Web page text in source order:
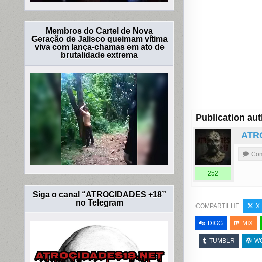
Publication
252
COMPARTILHE: X
DIGG MIX
TUMBLR
Membros do Cartel de Nova
Geração de Jalisco queimam vítima
viva com lança-chamas em ato de
brutalidade extrema
Siga o canal “ATROCIDADES +18”
no Telegram